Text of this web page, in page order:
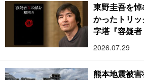
東野圭吾を
かったトリ
字塔『容疑
2026.07.29
熊本地震被